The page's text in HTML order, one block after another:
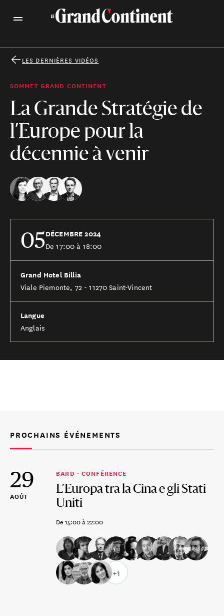
LES DERNIÈRES VIDÉOS
05DÉCEMBRE 2024
De 17:00 à 18:00
Grand Hotel Billia
Viale Piemonte, 72 - 11270 Saint-Vincent
Langue
Anglais
SOMMET GRAND CONTINENT
La Grande Stratégie de
l’Europe pour la
décennie à venir
PROCHAINS ÉVÉNEMENTS
29
AOÛT
BARD ·CONFÉRENCE
L’Europa tra la Cina e gli Stati
Uniti
De 15:00 à 22:00
+1